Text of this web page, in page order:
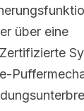
über eine